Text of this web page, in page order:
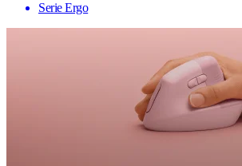
Serie Ergo